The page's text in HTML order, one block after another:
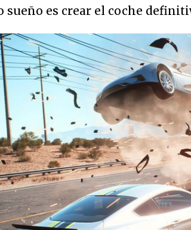
sueño es crear el coche